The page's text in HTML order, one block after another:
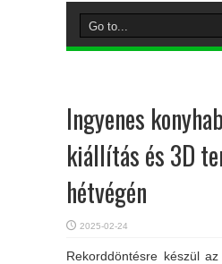
Ingyenes
kiállítás és 3D
hétvégén
2025-02-24
Rekorddöntésre készül